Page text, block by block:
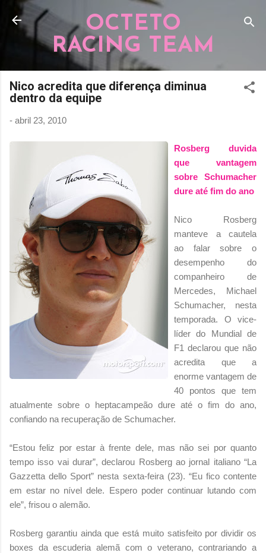
Pular para o conteúdo principal
OCTETO
RACING TEAM
Nico acredita que diferença diminua
dentro da equipe
- abril 23, 2010
Rosberg duvida
que vantagem
sobre Schumacher
dure até fim do ano
Nico Rosberg
manteve a cautela
ao falar sobre o
desempenho do
companheiro de
Mercedes, Michael
Schumacher, nesta
temporada. O vice-
líder do Mundial de
F1 declarou que não
acredita que a
enorme vantagem de
40 pontos que tem
atualmente sobre o heptacampeão dure até o fim do ano,
confiando na recuperação de Schumacher.
“Estou feliz por estar à frente dele, mas não sei por quanto
tempo isso vai durar”, declarou Rosberg ao jornal italiano “La
Gazzetta dello Sport” nesta sexta-feira (23). “Eu fico contente
em estar no nível dele. Espero poder continuar lutando com
ele”, frisou o alemão.
Rosberg garantiu ainda que está muito satisfeito por dividir os
boxes da escuderia alemã com o veterano, contrariando a